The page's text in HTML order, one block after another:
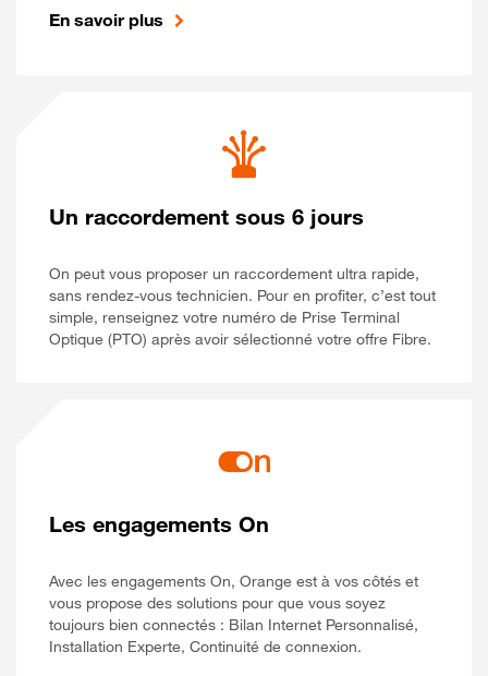
En savoir plus
Un raccordement sous 6 jours
On peut vous proposer un raccordement ultra rapide,
sans rendez-vous technicien. Pour en profiter, c’est tout
simple, renseignez votre numéro de Prise Terminal
Optique (PTO) après avoir sélectionné votre offre Fibre.
Les engagements On
Avec les engagements On, Orange est à vos côtés et
vous propose des solutions pour que vous soyez
toujours bien connectés : Bilan Internet Personnalisé,
Installation Experte, Continuité de connexion.